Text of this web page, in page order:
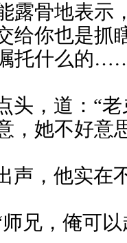
露骨地表示
给你也是抓
托什么的
头，道：“
，她不好意
声，他实在
兄，俺可以